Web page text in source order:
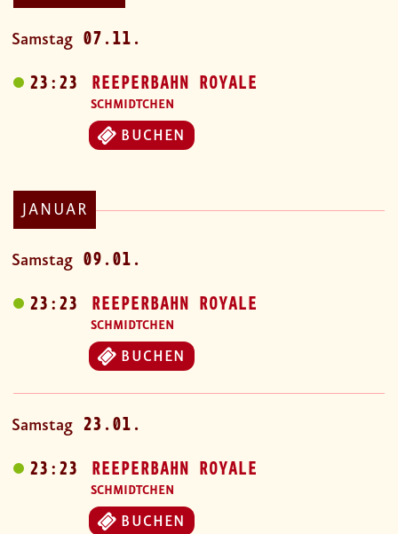
Samstag 07.11.
23:23 REEPERBAHN ROYALE
SCHMIDTCHEN
BUCHEN
JANUAR
Samstag 09.01.
23:23 REEPERBAHN ROYALE
SCHMIDTCHEN
BUCHEN
Samstag 23.01.
23:23 REEPERBAHN ROYALE
SCHMIDTCHEN
BUCHEN